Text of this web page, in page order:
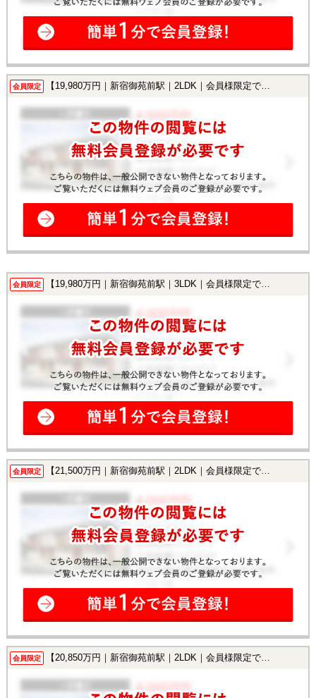
会員限定 【19,980万円｜新宿御苑前駅｜2LDK｜会員様限定で公開中！】
会員限定 【19,980万円｜新宿御苑前駅｜3LDK｜会員様限定で公開中！】
会員限定 【21,500万円｜新宿御苑前駅｜2LDK｜会員様限定で公開中！】
会員限定 【20,850万円｜新宿御苑前駅｜2LDK｜会員様限定で公開中！】